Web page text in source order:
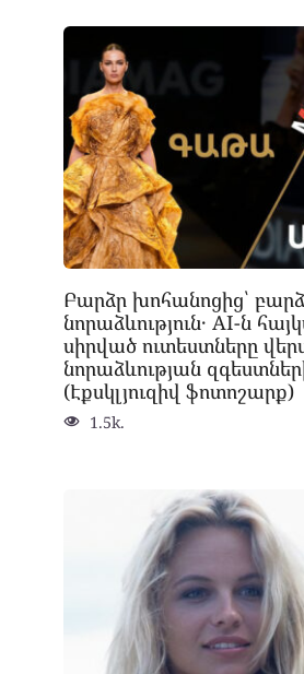
Բարձր խոհանոցից՝
նորաձևություն․ AI-ն
սիրված ուտեստները
նորաձևության
(Էքսկլյուզիվ ֆոտոշարք)
1.5k.